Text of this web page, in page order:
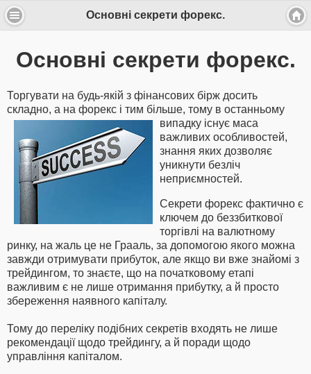
Основні секрети форекс.
Основні секрети форекс.
Торгувати на будь-якій з фінансових бірж досить
складно, а на форекс і тим більше, тому в останньому
випадку існує маса
важливих особливостей,
знання яких дозволяє
уникнути безліч
неприємностей.
Секрети форекс фактично є
ключем до беззбиткової
торгівлі на валютному
ринку, на жаль це не Грааль, за допомогою якого можна
завжди отримувати прибуток, але якщо ви вже знайомі з
трейдингом, то знаєте, що на початковому етапі
важливим є не лише отримання прибутку, а й просто
збереження наявного капіталу.
Тому до переліку подібних секретів входять не лише
рекомендації щодо трейдингу, а й поради щодо
управління капіталом.